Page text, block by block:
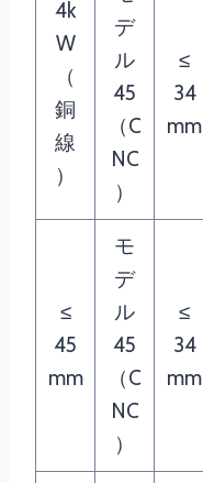
4k
W
（
銅
線
）
デ
ル
45
（C
NC
）
≤
34
mm
≤
45
mm
モ
デ
ル
45
（C
NC
）
≤
34
mm